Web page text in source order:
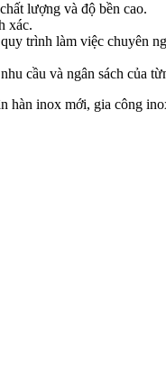
lượng và độ bền cao.
xác.
trình làm việc chuyên
cầu và ngân sách của
inox mới, gia công